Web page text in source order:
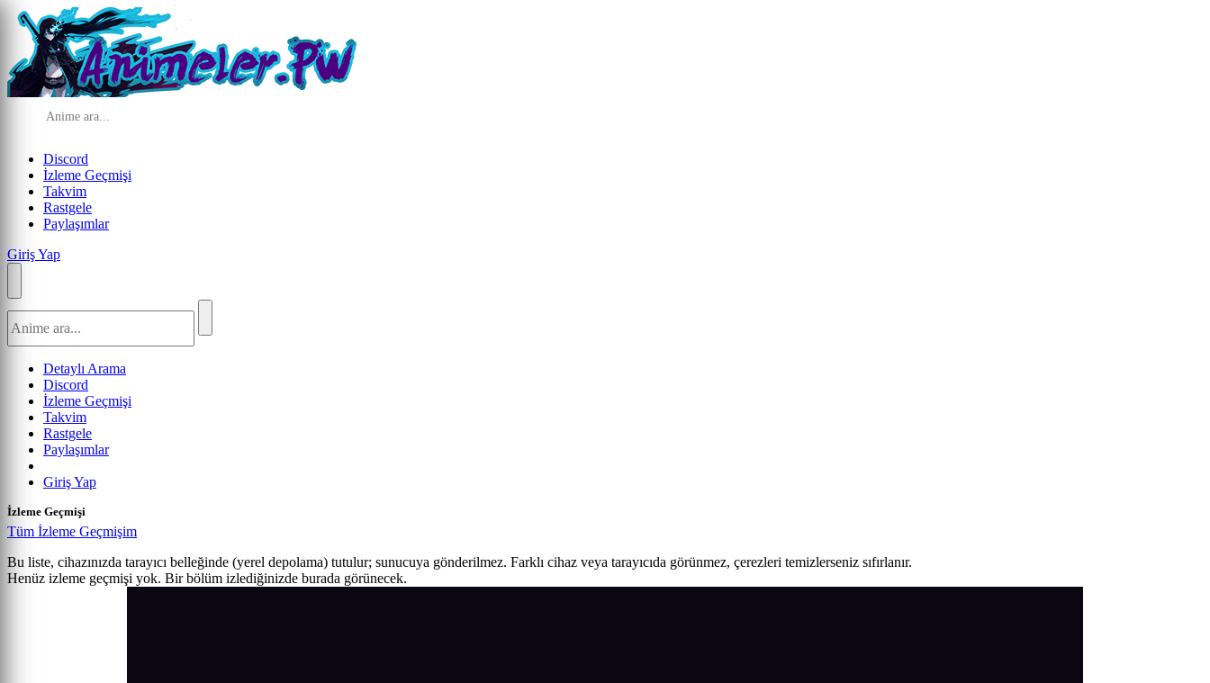
Discord
İzleme Geçmişi
Takvim
Rastgele
Paylaşımlar
Giriş Yap
Detaylı Arama
Discord
İzleme Geçmişi
Takvim
Rastgele
Paylaşımlar
Giriş Yap
İzleme Geçmişi
Tüm İzleme Geçmişim
Bu liste, cihazınızda tarayıcı belleğinde (yerel depolama) tutulur; sunucuya gönderilmez. Farklı cihaz veya tarayıcıda görünmez, çerezleri temizlerseniz sıfırlanır.
Henüz izleme geçmişi yok. Bir bölüm izlediğinizde burada görünecek.